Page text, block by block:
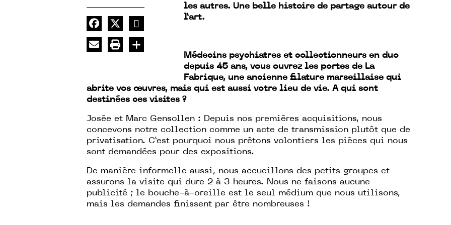
les autres. Une belle histoire de partage autour de
l’art.
Médecins psychiatres et collectionneurs en duo
depuis 45 ans, vous ouvrez les portes de La
Fabrique, une ancienne filature marseillaise qui
abrite vos œuvres, mais qui est aussi votre lieu de vie. A qui sont
destinées ces visites ?
Josée et Marc Gensollen : Depuis nos premières acquisitions, nous
concevons notre collection comme un acte de transmission plutôt que de
privatisation. C’est pourquoi nous prêtons volontiers les pièces qui nous
sont demandées pour des expositions.
De manière informelle aussi, nous accueillons des petits groupes et
assurons la visite qui dure 2 à 3 heures. Nous ne faisons aucune
publicité ; le bouche-à-oreille est le seul médium que nous utilisons,
mais les demandes finissent par être nombreuses !